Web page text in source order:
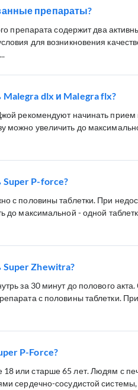
препараты?
препарата содержит два
для возникновения
dlx и Malegra flx?
рекомендуют начинать прием
можно увеличить до
P-force?
с половины таблетки. При
до максимальной - одной
Zhewitra?
за 30 минут до полового
с половины таблетки.
P-Force?
или старше 65 лет. Людям с
сердечно-сосудистой